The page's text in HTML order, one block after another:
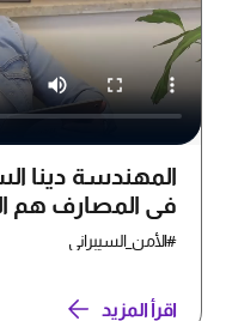
المهندسة دينا
في المصارف هم
السيبرانية”
#الأمن_السيبراني
اقرأ المزيد